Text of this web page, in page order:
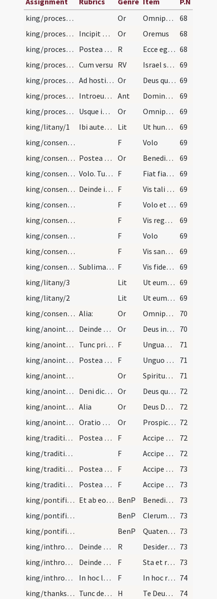
king/procession/2
Or Omnipotens sempiterne Deus qui famulum tuum ... non recedat.
68
king/procession/1
Incipit ordo ad regem benedicendum quando novus a… Or Oremus
68
king/procession/1
Postea suscipiant illum duo episcopi dextera leva… R Ecce ego mitto angelum 68
king/procession
Cum versu RV Israel si me auderis
69
king/procession/3
Ad hostium autem ecclesie clerus subsistat et arc… Or Deus qui scis gentem humanum ... valeat prodesse. 69
king/procession
Introeuntes autem praecedentes clerici decantent… Ant Domine salvum fac regem ... qua in vocaverimus te.
69
king/procession/4
Usque in introitum chori. Tunc episcopus metropol… Or Omnipotens sempiterne Deus caelestium terrestriumque moderator ... pervenire mereatur.
69
king/litany/1
Ibi autem ante chorum designatus princeps pallium… Lit Ut hunc famulum tuum N. in regem eligere digneris te rogamus audi nos.
69
king/consensus/2
F Volo
69
king/consensus/5
Postea vero eo devote inclinato dicatur ab uno ep… Or Benedic Domine hunc regem .... glorietur in regno
69
king/consensus/8
Volo. Tunc ergo a circumstante clero et populo un… F Fiat fiat amen
69
king/consensus/7
Deinde ipse dominus metropolitanus astat populum… F Vis tali principi ac rectori ... quasi praecellenti
69
king/consensus/6
F Volo et in quantum divino ... promitto 69
king/consensus/5
F Vis regnum tibi a Deo ... defendere
69
king/consensus/4
F Volo
69
king/consensus/3
F Vis sanctis ecclesiis ... defensor esse
69
king/consensus/1
Sublimatus autem princeps interrogetur ab episcop… F Vis fidem sanctam ... iustis observare
69
king/litany/3
Lit Ut eum ad imperii fastigium perducere digneris te rogamus audi nos. 69
king/litany/2
Lit Ut eum benedicere et sublimare digneris te rogamus. 69
king/consensus Alia: Or Omnipotens aeterne Deus creator omnium imperator angelorum ... salusque populorum. Qui tecum vivit.
70
king/anointings/6
Deinde ab altero episcopo haec dicatur Or Deus inenarrabilis auctor mundi ... in pace victores qui tecum vivit.
70
king/anointings/9
Tunc primum ab episcopo metropolitano unguantur s… F Unguantur manus
71
king/anointings/10
Postea ab episcopo metropolitano unguantur de ole… F Unguo te in regem de oleo sanctificato in nomine Patris et Filii et Spiritus Sancti
71
king/anointings/7
Or Spiritus Sancti gratia ... operari queas. Auxiliante Domino Iesu Christo qui cum Deo Patre
71
king/anointings/8
Deni dicatur oratio Or Deus qui es iustorum gloria ... gaudia mereatur. Per 72
king/anointings/9
Alia Or Deus Dei Filius ... regnare merearis. Per omnia saecula saeculorum
72
king/anointings/10
Oratio post unctionem manuum Or Prospice omnipotens Deus ... habere mereatur. Quod ipse 72
king/traditio instrumentorum/11
Postea ab episcopis ensem accipiat et cum ense to… F Accipe gladium ... merearis regnare. Qui cum Patre.
72
king/traditio instrumentorum/12
F Accipe dignitatis anulum ... glorieris per aevum.
72
king/traditio instrumentorum/13
Postea sceptrum et baculum accipiat, dicente sibi… F Accipe virgam virtutis
73
king/traditio instrumentorum/14
Postea metropolitanus verenter coronam capiti reg… F Accipe coronam ... sine fine glorieris. Qui vivit et regnat.
73
king/pontifical blessing/1
Et ab eo statim dicatur benedictio super eum quae… BenP Benedicat tibi Dominus custodiatque ... esse consortem. Amen
73
king/pontifical blessing/2
BenP Clerum ac populum quem sua voluit opitulatione tua sanctione congregari ... feliciter gubernari. Amen. 73
king/pontifical blessing/3
BenP Quatenus divinis monitis parentes ... potiri mereantur. Amen 73
king/inthronisation/2
Deinde coronatus honorifice per chorum ducatur de… R Desiderium animae eius 73
king/inthronisation/15
Deinde dicat sibi metropolitanus F Sta et retine ... cleri et plebis 73
king/inthronisation/16
In hoc loco sedere eum faciat dominus metropolita… F In hoc regni solio ... regnare faciat Iesus Christus rex regum et Dominus dominantium. Qui cum Deo Patre 74
king/thanksgiving
Tunc det illis osculum pacis. Cunctus autem cleri… H Te Deum laudamus 74